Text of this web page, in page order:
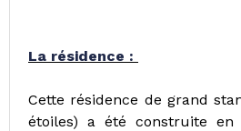
La résidence :
Cette résidence de grand
étoiles) a été construite en